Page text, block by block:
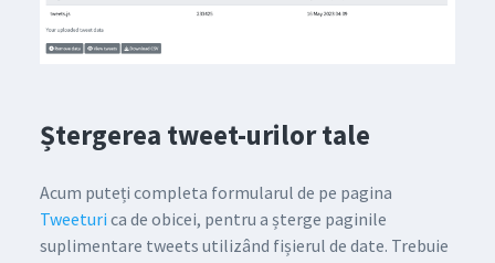
Ștergerea tweet-urilor tale
Acum puteți completa formularul de pe pagina
Tweeturi ca de obicei, pentru a șterge paginile
suplimentare tweets utilizând fișierul de date. Trebuie